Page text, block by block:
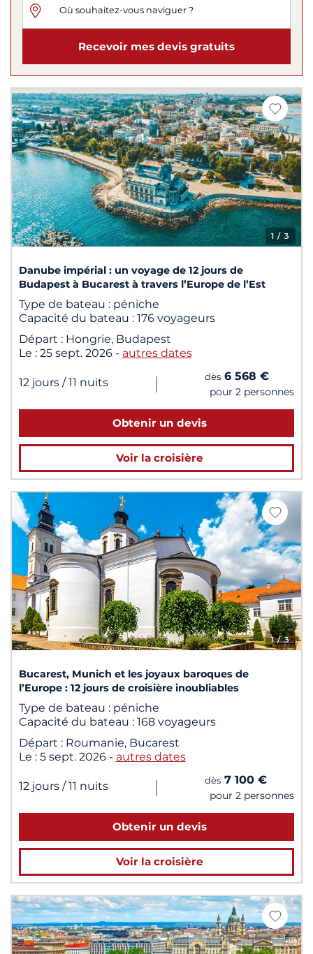
Recevoir mes devis gratuits
1 / 3
Danube impérial : un voyage de 12 jours de
Budapest à Bucarest à travers l’Europe de l’Est
Type de bateau : péniche
Capacité du bateau : 176 voyageurs
Départ : Hongrie, Budapest
Le : 25 sept. 2026 - autres dates
12 jours / 11 nuits | dès 6 568 €
pour 2 personnes
Obtenir un devis
Voir la croisière
1/ 3
Bucarest, Munich et les joyaux baroques de
l’Europe : 12 jours de croisière inoubliables
Type de bateau : péniche
Capacité du bateau : 168 voyageurs
Départ : Roumanie, Bucarest
Le : 5 sept. 2026 - autres dates
12 jours / 11 nuits | dès 7 100 €
pour 2 personnes
Obtenir un devis
Voir la croisière